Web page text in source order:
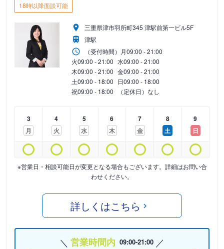
18時以降面談可能
三重県津市羽所町345 津駅前第一ビル5F
津駅
（受付時間） 月09:00 - 21:00
火09:00 - 21:00 水09:00 - 21:00
木09:00 - 21:00 金09:00 - 21:00
土09:00 - 18:00 日09:00 - 18:00
祝09:00 - 18:00 （定休日）なし
3
月
4
火
5
水
6
木
7
金
8
土
9
日
※営業日・相談可能日が変更となる場合もございます。詳細はお問い合
わせください。
詳しくはこちら
営業時間内 09:00-21:00